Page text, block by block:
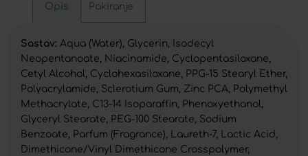
Opis Pakiranje
Sastav: Aqua (Water), Glycerin, Isodecyl
Neopentanoate, Niacinamide, Cyclopentasiloxane,
Cetyl Alcohol, Cyclohexasiloxane, PPG-15 Stearyl Ether,
Polyacrylamide, Sclerotium Gum, Zinc PCA, Polymethyl
Methacrylate, C13-14 Isoparaffin, Phenoxyethanol,
Glyceryl Stearate, PEG-100 Stearate, Sodium
Benzoate, Parfum (Fragrance), Laureth-7, Lactic Acid,
Dimethicone/Vinyl Dimethicone Crosspolymer,